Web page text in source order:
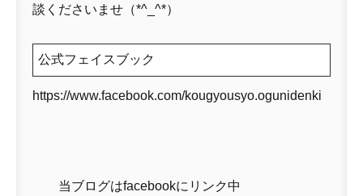
談くださいませ（*^_^*）
公式フェイスブック
https://www.facebook.com/kougyousyo.ogunidenki
当ブログはfacebookにリンク中